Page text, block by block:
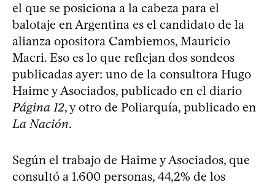
el que se posiciona a la cabeza para el
balotaje en Argentina es el candidato de la
alianza opositora Cambiemos, Mauricio
Macri. Eso es lo que reflejan dos sondeos
publicadas ayer: uno de la consultora Hugo
Haime y Asociados, publicado en el diario
Página 12, y otro de Poliarquía, publicado en
La Nación.
Según el trabajo de Haime y Asociados, que
consultó a 1.600 personas, 44,2% de los